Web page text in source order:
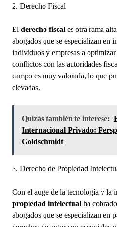
2. Derecho Fiscal
El derecho fiscales otra rama
abogados que se especializan en
individuos y empresas a
conflictos con las autoridades
campo es muy valorada, lo que
elevadas.
Quizás también te interese:
Internacional Privado:
Goldschmidt
3. Derecho de Propiedad
Con el auge de la tecnología y la
propiedad intelectualha
abogados que se especializan en